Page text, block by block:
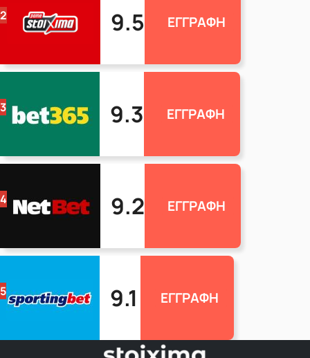
2 9.5 ΕΓΓΡΑΦΗ
3 9.3 ΕΓΓΡΑΦΗ
4 9.2 ΕΓΓΡΑΦΗ
5 9.1 ΕΓΓΡΑΦΗ